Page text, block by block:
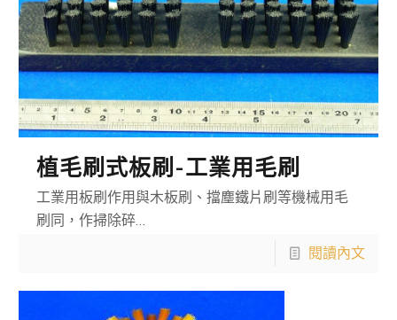
植毛刷式板刷-工業用毛刷
工業用板刷作用與木板刷、擋塵鐵片刷等機械用毛
刷同，作掃除碎…
閱讀內文